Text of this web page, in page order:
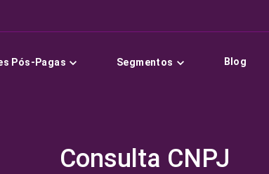
Pós-Pagas Segmentos Blog
Consulta CNPJ